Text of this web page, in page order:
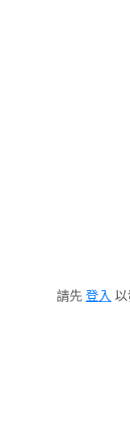
請先 登入 以